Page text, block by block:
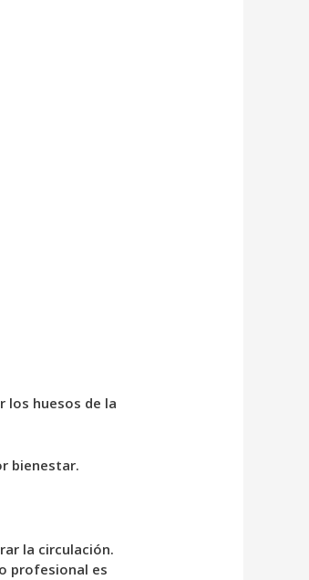
los huesos de la
bienestar.
la circulación.
profesional es